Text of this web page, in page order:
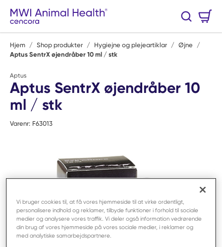
Spring til hovedindhold
Søg
Hjem / Shop produkter / Hygiejne og plejeartiklar / Øjne
/
Aptus SentrX øjendråber 10 ml / stk
Aptus
Aptus SentrX øjendråber 10
ml / stk
Varenr: F63013
Vi bruger cookies til, at få vores hjemmeside til at virke ordentligt,
personalisere indhold og reklamer, tilbyde funktioner i forhold til sociale
medier og analysere vores traffik. Vi deler også information vedrørende
din brug af vores hjemmeside på vores sociale medier, i reklamer og
med analytiske samarbejdspartnere.